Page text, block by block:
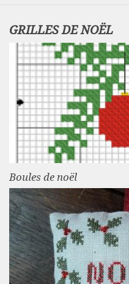
GRILLES DE NOËL
Boules de noël